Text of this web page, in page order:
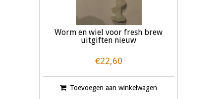
Worm en wiel voor fresh brew
uitgiften nieuw
€22,60
Toevoegen aan winkelwagen